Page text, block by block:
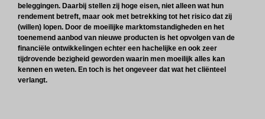
beleggingen. Daarbij stellen zij hoge eisen, niet alleen wat hun
rendement betreft, maar ook met betrekking tot het risico dat zij
(willen) lopen. Door de moeilijke marktomstandigheden en het
toenemend aanbod van nieuwe producten is het opvolgen van de
financiële ontwikkelingen echter een hachelijke en ook zeer
tijdrovende bezigheid geworden waarin men moeilijk alles kan
kennen en weten. En toch is het ongeveer dat wat het cliënteel
verlangt.